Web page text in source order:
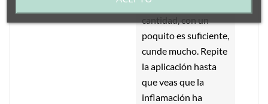
no te pases de
cantidad, con un
poquito es suficiente,
cunde mucho. Repite
la aplicación hasta
que veas que la
inflamación ha